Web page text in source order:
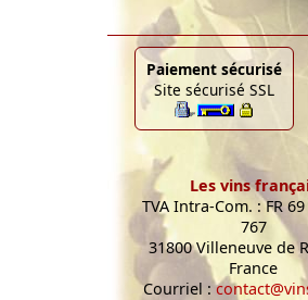
Paiement sécurisé
Site sécurisé SSL
Les vins
TVA Intra-Com. : FR
767
31800 Villeneuve de
France
Courriel :